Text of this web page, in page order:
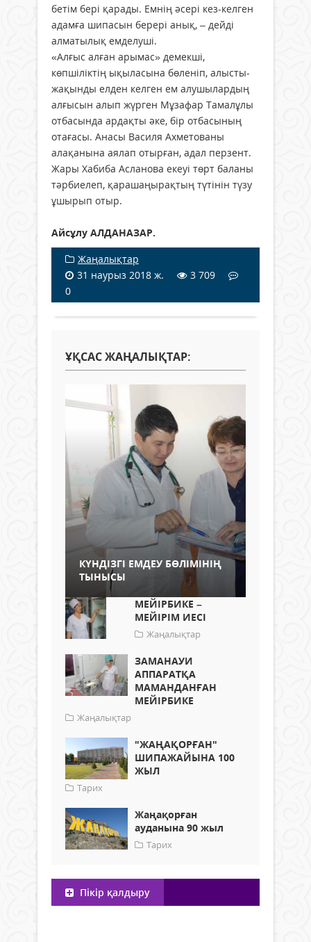
бетім бері қарады. Емнің әсері кез-келген
адамға шипасын берері анық, – дейді
алматылық емделуші.
«Алғыс алған арымас» демекші,
көпшіліктің ықыласына бөленіп, алысты-
жақынды елден келген ем алушылардың
алғысын алып жүрген Мұзафар Тамалұлы
отбасында ардақты әке, бір отбасының
отағасы. Анасы Василя Ахметованы
алақанына аялап отырған, адал перзент.
Жары Хабиба Асланова екеуі төрт баланы
тәрбиелеп, қарашаңырақтың түтінін түзу
ұшырып отыр.
Айсұлу АЛДАНАЗАР.
Жаңалықтар
31 наурыз 2018 ж.
3 709
0
ҰҚСАС ЖАҢАЛЫҚТАР:
КҮНДІЗГІ ЕМДЕУ БӨЛІМІНІҢ
ТЫНЫСЫ
МЕЙІРБИКЕ –
МЕЙІРІМ ИЕСІ
Жаңалықтар
ЗАМАНАУИ
АППАРАТҚА
МАМАНДАНҒАН
МЕЙІРБИКЕ
Жаңалықтар
"ЖАҢАҚОРҒАН"
ШИПАЖАЙЫНА 100
ЖЫЛ
Тарих
Жаңақорған
ауданына 90 жыл
Тарих
Пікір қалдыру